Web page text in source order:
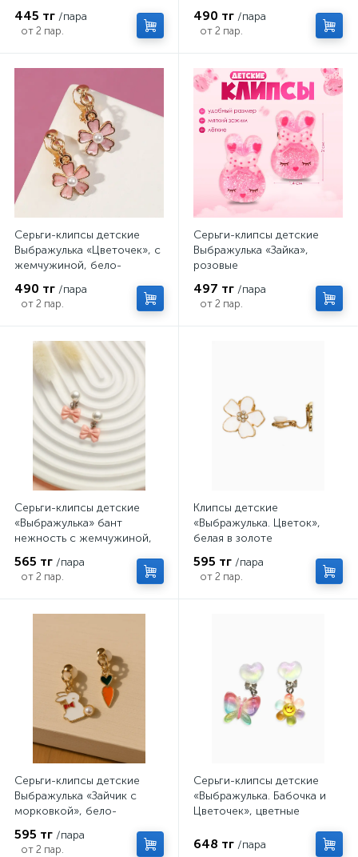
445 тг /пара
от 2 пар.
490 тг /пара
от 2 пар.
Серьги-клипсы детские
Выбражулька «Цветочек», с
жемчужиной, бело-
490 тг /пара
от 2 пар.
Серьги-клипсы детские
Выбражулька «Зайка»,
розовые
497 тг /пара
от 2 пар.
Серьги-клипсы детские
«Выбражулька» бант
нежность с жемчужиной,
565 тг /пара
от 2 пар.
Клипсы детские
«Выбражулька. Цветок»,
белая в золоте
595 тг /пара
от 2 пар.
Серьги-клипсы детские
Выбражулька «Зайчик с
морковкой», бело-
595 тг /пара
от 2 пар.
Серьги-клипсы детские
«Выбражулька. Бабочка и
Цветочек», цветные
648 тг /пара